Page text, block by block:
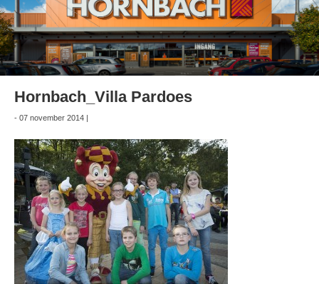
Hornbach_Villa Pardoes
- 07 november 2014 |